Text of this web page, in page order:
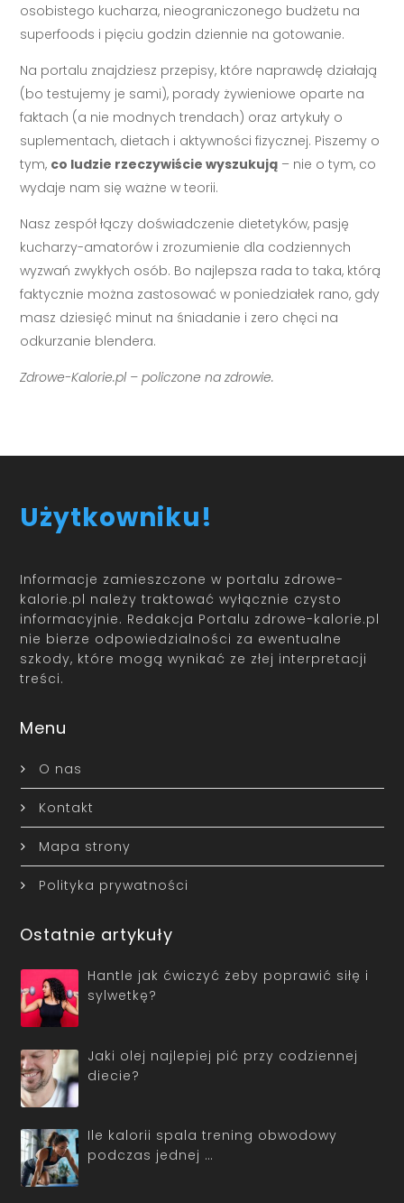
osobistego kucharza, nieograniczonego budżetu na
superfoods i pięciu godzin dziennie na gotowanie.
Na portalu znajdziesz przepisy, które naprawdę działają
(bo testujemy je sami), porady żywieniowe oparte na
faktach (a nie modnych trendach) oraz artykuły o
suplementach, dietach i aktywności fizycznej. Piszemy o
tym, co ludzie rzeczywiście wyszukują – nie o tym, co
wydaje nam się ważne w teorii.
Nasz zespół łączy doświadczenie dietetyków, pasję
kucharzy-amatorów i zrozumienie dla codziennych
wyzwań zwykłych osób. Bo najlepsza rada to taka, którą
faktycznie można zastosować w poniedziałek rano, gdy
masz dziesięć minut na śniadanie i zero chęci na
odkurzanie blendera.
Zdrowe-Kalorie.pl – policzone na zdrowie.
Użytkowniku!
Informacje zamieszczone w portalu zdrowe-
kalorie.pl należy traktować wyłącznie czysto
informacyjnie. Redakcja Portalu zdrowe-kalorie.pl
nie bierze odpowiedzialności za ewentualne
szkody, które mogą wynikać ze złej interpretacji
treści.
Menu
O nas
Kontakt
Mapa strony
Polityka prywatności
Ostatnie artykuły
Hantle jak ćwiczyć żeby poprawić siłę i
sylwetkę?
Jaki olej najlepiej pić przy codziennej
diecie?
Ile kalorii spala trening obwodowy
podczas jednej …